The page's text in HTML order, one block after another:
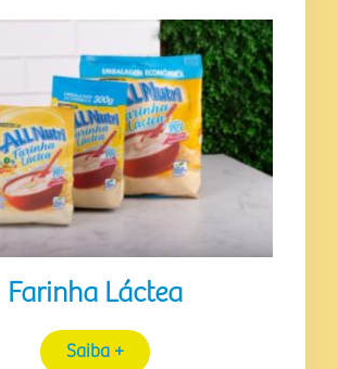
Farinha Láctea
Saiba +